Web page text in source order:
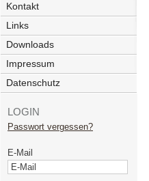
Kontakt
Links
Downloads
Impressum
Datenschutz
LOGIN
Passwort vergessen?
E-Mail